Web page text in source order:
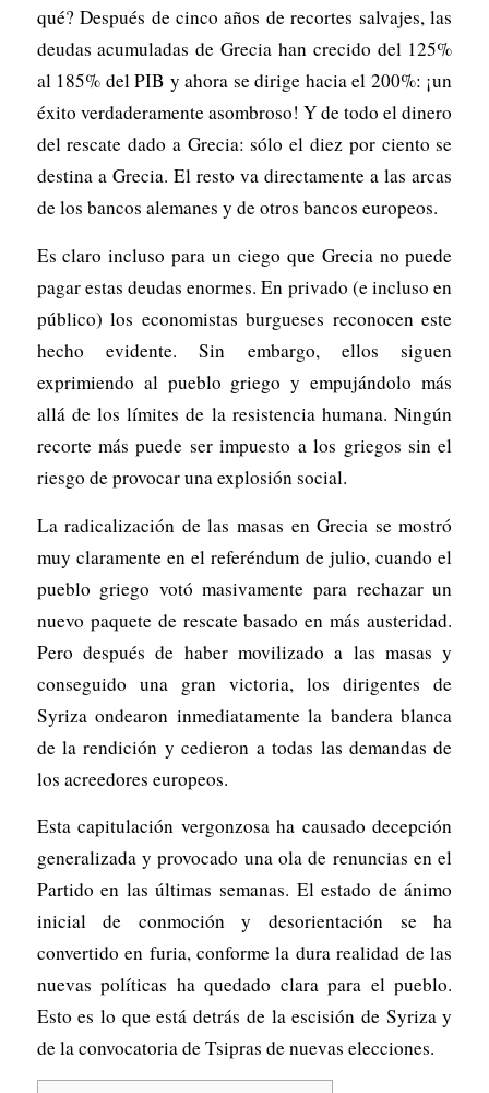
qué? Después de cinco años de recortes salvajes, las
deudas acumuladas de Grecia han crecido del 125%
al 185% del PIB y ahora se dirige hacia el 200%: ¡un
éxito verdaderamente asombroso! Y de todo el dinero
del rescate dado a Grecia: sólo el diez por ciento se
destina a Grecia. El resto va directamente a las arcas
de los bancos alemanes y de otros bancos europeos.
Es claro incluso para un ciego que Grecia no puede
pagar estas deudas enormes. En privado (e incluso en
público) los economistas burgueses reconocen este
hecho evidente. Sin embargo, ellos siguen
exprimiendo al pueblo griego y empujándolo más
allá de los límites de la resistencia humana. Ningún
recorte más puede ser impuesto a los griegos sin el
riesgo de provocar una explosión social.
La radicalización de las masas en Grecia se mostró
muy claramente en el referéndum de julio, cuando el
pueblo griego votó masivamente para rechazar un
nuevo paquete de rescate basado en más austeridad.
Pero después de haber movilizado a las masas y
conseguido una gran victoria, los dirigentes de
Syriza ondearon inmediatamente la bandera blanca
de la rendición y cedieron a todas las demandas de
los acreedores europeos.
Esta capitulación vergonzosa ha causado decepción
generalizada y provocado una ola de renuncias en el
Partido en las últimas semanas. El estado de ánimo
inicial de conmoción y desorientación se ha
convertido en furia, conforme la dura realidad de las
nuevas políticas ha quedado clara para el pueblo.
Esto es lo que está detrás de la escisión de Syriza y
de la convocatoria de Tsipras de nuevas elecciones.